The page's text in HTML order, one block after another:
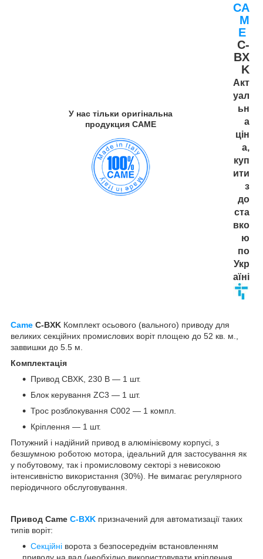
У нас тільки оригінальна
продукция САМЕ
CA
M
E
C-
BX
K
Акт
уал
ьн
а
цін
а,
куп
ити
з
до
ста
вко
ю
по
Укр
аїні
Came C-BXK Комплект осьового (вального) приводу для
великих секційних промислових воріт площею до 52 кв. м.,
заввишки до 5.5 м.
Комплектація
Привод CBXK, 230 В — 1 шт.
Блок керування ZC3 — 1 шт.
Трос розблокування C002 — 1 компл.
Кріплення — 1 шт.
Потужний і надійний привод в алюмінієвому корпусі, з
безшумною роботою мотора, ідеальний для застосування як
у побутовому, так і промисловому секторі з невисокою
інтенсивністю використання (30%). Не вимагає регулярного
періодичного обслуговування.
Привод Came C-BXK призначений для автоматизації таких
типів воріт:
Секційні ворота з безпосереднім встановленням
приводу на вал (необхідно використовувати кріплення